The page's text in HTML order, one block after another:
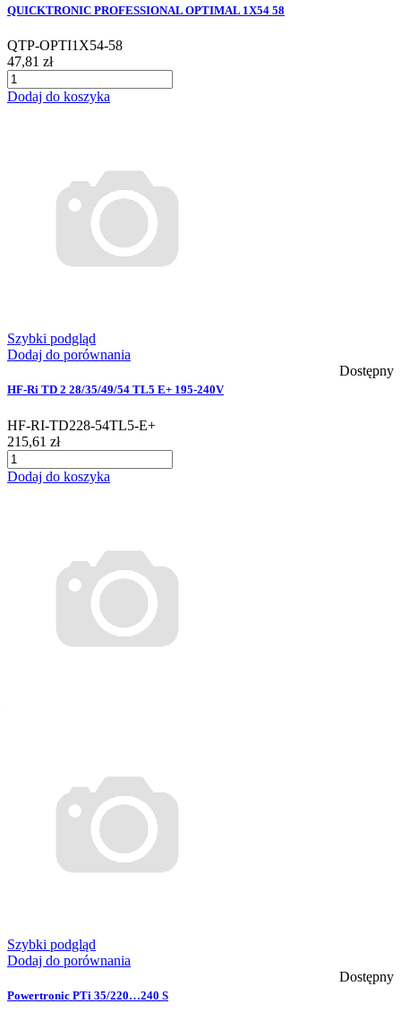
QUICKTRONIC PROFESSIONAL OPTIMAL 1X54 58
QTP-OPTI1X54-58
47,81 zł
Dodaj do koszyka
Szybki podgląd
Dodaj do porównania
Dostępny
HF-Ri TD 2 28/35/49/54 TL5 E+ 195-240V
HF-RI-TD228-54TL5-E+
215,61 zł
Dodaj do koszyka
Szybki podgląd
Dodaj do porównania
Dostępny
Powertronic PTi 35/220…240 S